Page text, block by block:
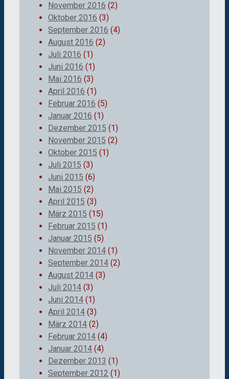
November 2016 (2)
Oktober 2016 (3)
September 2016 (4)
August 2016 (2)
Juli 2016 (1)
Juni 2016 (1)
Mai 2016 (3)
April 2016 (1)
Februar 2016 (5)
Januar 2016 (1)
Dezember 2015 (1)
November 2015 (2)
Oktober 2015 (1)
Juli 2015 (3)
Juni 2015 (6)
Mai 2015 (2)
April 2015 (3)
März 2015 (15)
Februar 2015 (1)
Januar 2015 (5)
November 2014 (1)
September 2014 (2)
August 2014 (3)
Juli 2014 (3)
Juni 2014 (1)
April 2014 (3)
März 2014 (2)
Februar 2014 (4)
Januar 2014 (4)
Dezember 2013 (1)
September 2012 (1)